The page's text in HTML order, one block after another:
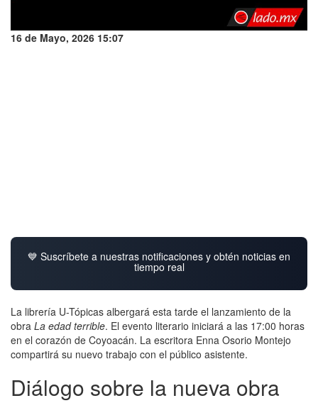
16 de Mayo, 2026 15:07
💙 Suscríbete a nuestras notificaciones y obtén noticias en
tiempo real
La librería U-Tópicas albergará esta tarde el lanzamiento de la
obra La edad terrible. El evento literario iniciará a las 17:00 horas
en el corazón de Coyoacán. La escritora Enna Osorio Montejo
compartirá su nuevo trabajo con el público asistente.
Diálogo sobre la nueva obra